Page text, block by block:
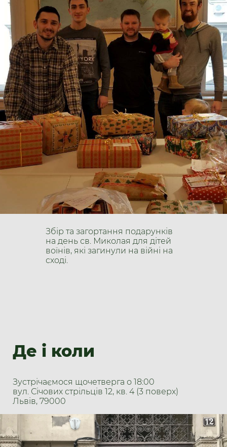
Збір та загортання подарунків
на день св. Миколая для дітей
воїнів, які загинули на війні на
сході.
Де і коли
Зустрічаємося щочетверга о 18:00
​вул. Січових стрільців 12, кв. 4 (3 поверх)
Львів, 79000